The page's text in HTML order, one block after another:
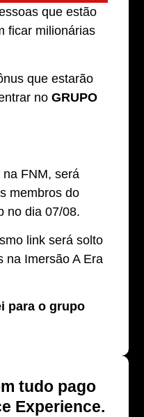
que estão
ficar milionárias
que estarão
noGRUPO
FNM, será
membros do
no dia 07/08.
link será solto
na Imersão A Era
para o grupo
tudo pago
Experience.